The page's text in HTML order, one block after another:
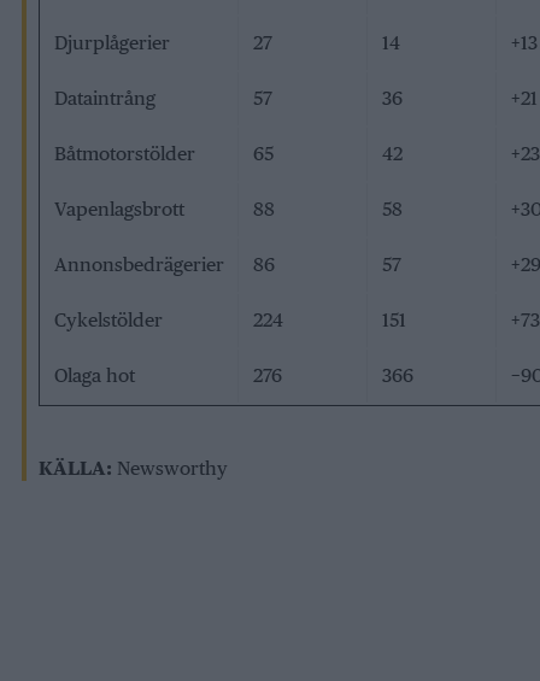
Djurplågerier 27 14 +13
Dataintrång 57 36 +21
Båtmotorstölder 65 42 +23
Vapenlagsbrott 88 58
Annonsbedrägerier 86 57 +29
Cykelstölder 224 151 +73
Olaga hot 276 366
KÄLLA: Newsworthy